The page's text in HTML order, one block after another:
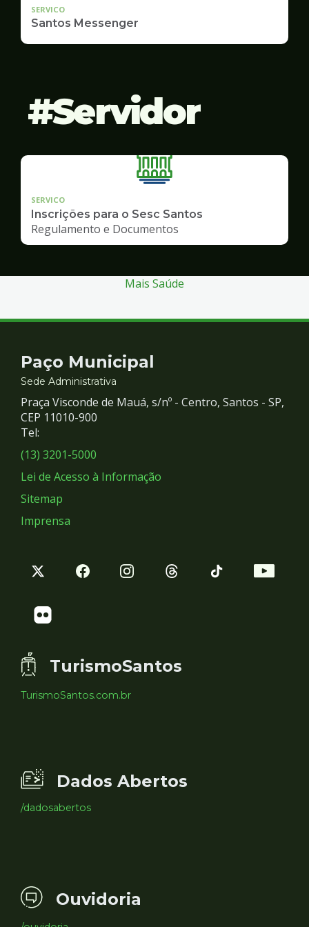
SERVICO
Santos Messenger
Servidor
SERVICO
Inscrições para o Sesc Santos
Regulamento e Documentos
Mais Saúde
Contato
e
Redes
Sociais
Paço Municipal
Sede Administrativa
Praça Visconde de Mauá, s/nº - Centro, Santos - SP,
CEP 11010-900
Tel:
(13) 3201-5000
Lei de Acesso à Informação
Sitemap
Imprensa
TurismoSantos
TurismoSantos.com.br
Dados Abertos
/dadosabertos
Ouvidoria